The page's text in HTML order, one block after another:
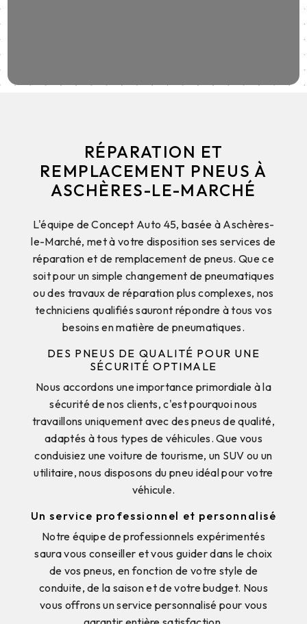
RÉPARATION ET
REMPLACEMENT PNEUS À
ASCHÈRES-LE-MARCHÉ
L'équipe de Concept Auto 45, basée à Aschères-
le-Marché, met à votre disposition ses services de
réparation et de remplacement de pneus. Que ce
soit pour un simple changement de pneumatiques
ou des travaux de réparation plus complexes, nos
techniciens qualifiés sauront répondre à tous vos
besoins en matière de pneumatiques.
DES PNEUS DE QUALITÉ POUR UNE
SÉCURITÉ OPTIMALE
Nous accordons une importance primordiale à la
sécurité de nos clients, c'est pourquoi nous
travaillons uniquement avec des pneus de qualité,
adaptés à tous types de véhicules. Que vous
conduisiez une voiture de tourisme, un SUV ou un
utilitaire, nous disposons du pneu idéal pour votre
véhicule.
Un service professionnel et personnalisé
Notre équipe de professionnels expérimentés
saura vous conseiller et vous guider dans le choix
de vos pneus, en fonction de votre style de
conduite, de la saison et de votre budget. Nous
vous offrons un service personnalisé pour vous